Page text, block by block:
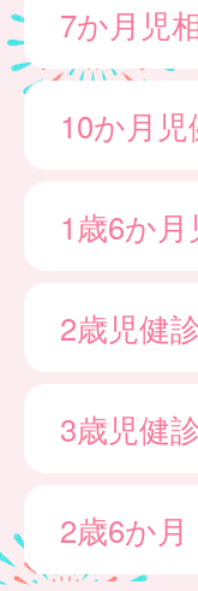
7か月児
10か月児
1歳6か
2歳児健
3歳児健
2歳6か